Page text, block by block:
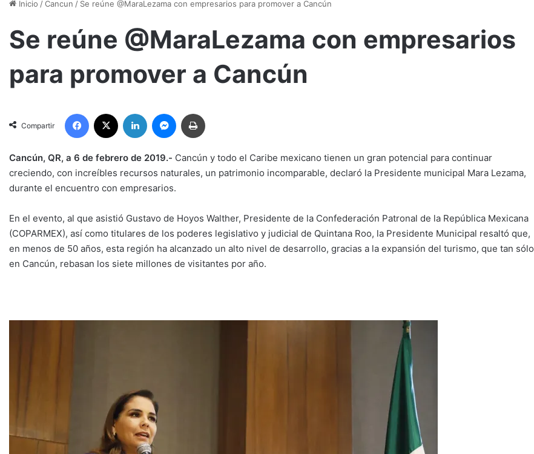
Inicio /Cancun / Se reúne @MaraLezama con empresarios para promover a Cancún
Se reúne @MaraLezama con empresarios
para promover a Cancún
Compartir
Cancún, QR, a 6 de febrero de 2019.- Cancún y todo el Caribe mexicano tienen un gran potencial para continuar
creciendo, con increíbles recursos naturales, un patrimonio incomparable, declaró la Presidente municipal Mara Lezama,
durante el encuentro con empresarios.
En el evento, al que asistió Gustavo de Hoyos Walther, Presidente de la Confederación Patronal de la República Mexicana
(COPARMEX), así como titulares de los poderes legislativo y judicial de Quintana Roo, la Presidente Municipal resaltó que,
en menos de 50 años, esta región ha alcanzado un alto nivel de desarrollo, gracias a la expansión del turismo, que tan sólo
en Cancún, rebasan los siete millones de visitantes por año.